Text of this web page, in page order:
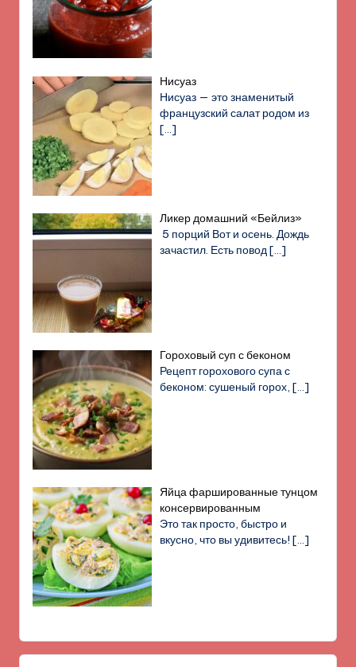
Нисуаз
Нисуаз — это знаменитый
французский салат родом из
[…]
Ликер домашний «Бейлиз»
5 порций Вот и осень. Дождь
зачастил. Есть повод[…]
Гороховый суп с беконом
Рецепт горохового супа с
беконом: сушеный горох,[…]
Яйца фаршированные тунцом
консервированным
Это так просто, быстро и
вкусно, что вы удивитесь![…]